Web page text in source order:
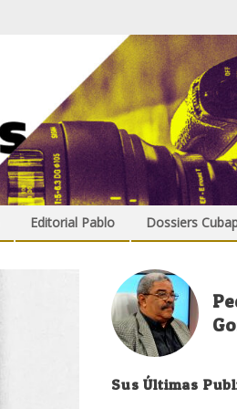
Editorial Pablo Dossiers
Sus Últimas